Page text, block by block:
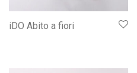
iDO Abito a fiori